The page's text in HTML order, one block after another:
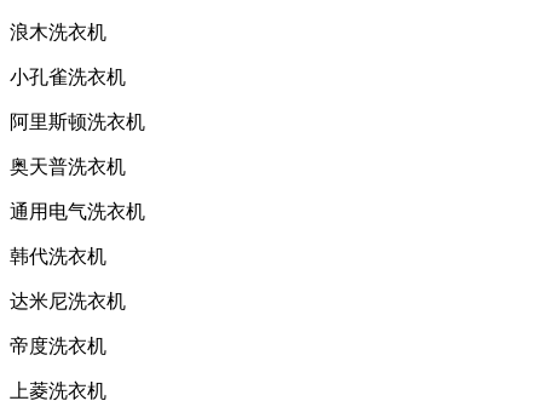
浪木洗衣机
小孔雀洗衣机
阿里斯顿洗衣机
奥天普洗衣机
通用电气洗衣机
韩代洗衣机
达米尼洗衣机
帝度洗衣机
上菱洗衣机